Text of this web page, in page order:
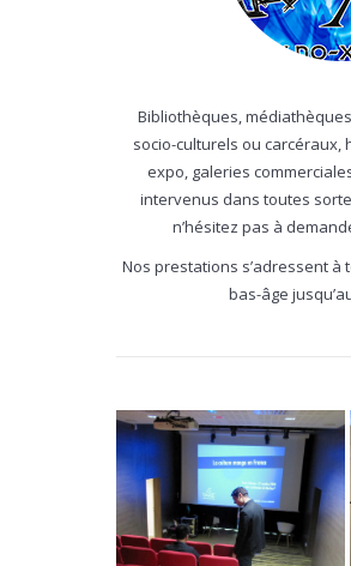
Bibliothèques,
socio-culturels ou
expo, galeries
intervenus dans toutes
n’hésitez pas à
Nos prestations s’adressent à
bas-âge
Conférence
manga Pont-
Château 1